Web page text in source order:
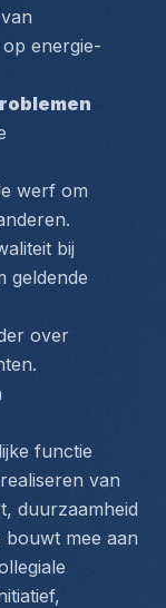
van
energie-
werf om
bij
geldende
over
functie
van
duurzaamheid
bouwt mee aan